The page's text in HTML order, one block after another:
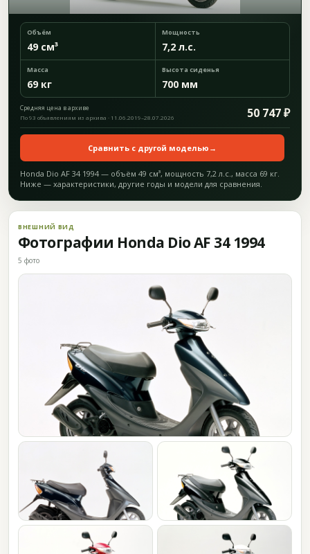
Объём
49 см³
Мощность
7,2 л.с.
Масса
69 кг
Высота сиденья
700 мм
Средняя цена в архиве 50 747 ₽
По 93 объявлениям из архива · 11.06.2019–28.07.2026
Сравнить с другой моделью →
Honda Dio AF 34 1994 — объём 49 см³, мощность 7,2 л.с., масса 69 кг.
Ниже — характеристики, другие годы и модели для сравнения.
ВНЕШНИЙ ВИД
Фотографии Honda Dio AF 34 1994
5 фото